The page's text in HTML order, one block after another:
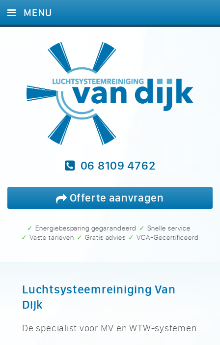
06 8109 4762
Offerte aanvragen
✓ Energiebesparing gegarandeerd
✓ Snelle service
✓ Vaste tarieven
✓ Gratis advies ✓ VCA-Gecertificeerd
MENU
DIENSTEN
REFERENTIES
VRAGEN
Luchtsysteemreiniging Van
Dijk
De specialist voor MV en WTW-systemen